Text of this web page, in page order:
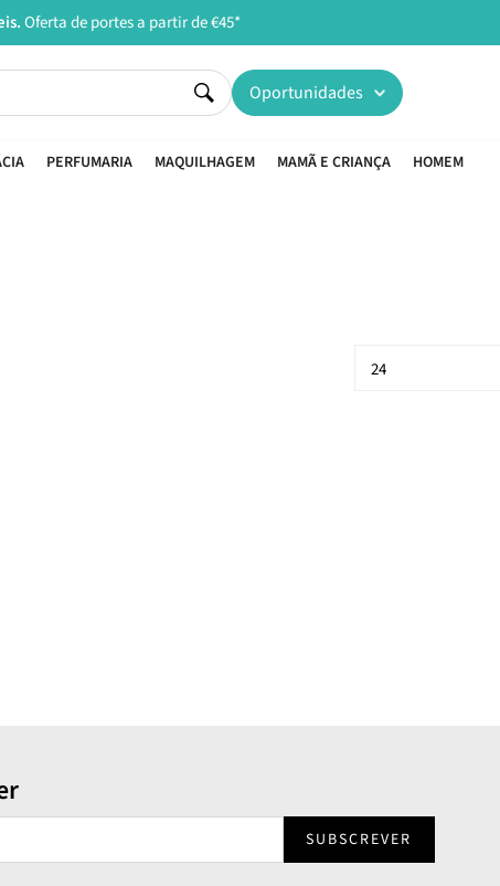
Oferta de portes a partir de €45*
Oportunidades
PERFUMARIA MAQUILHAGEM MAMÃ E CRIANÇA HOMEM
SUBSCREVER